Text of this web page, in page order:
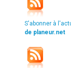
S'abonner à
de planeur.net